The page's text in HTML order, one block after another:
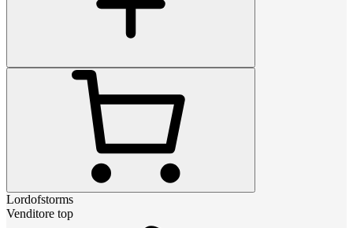
Lordofstorms
Venditore top